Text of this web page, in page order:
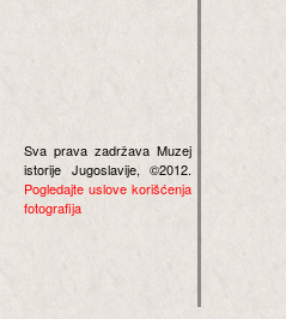
Sva prava zadržava Muzej
istorije Jugoslavije, ©2012.
Pogledajte uslove korišćenja
fotografija